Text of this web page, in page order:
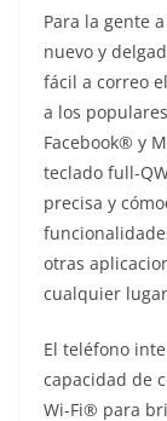
Para la gente
nuevo y
fácil a correo
a los
Facebook® y
teclado full-
precisa y
otras
cualquier
El teléfono
capacidad de
Wi-Fi® para